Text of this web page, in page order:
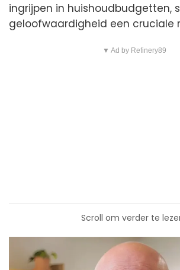
ingrijpen in huishoudbudgetten,
geloofwaardigheid een cruciale
▼ Ad by Refinery89
Scroll om verder te